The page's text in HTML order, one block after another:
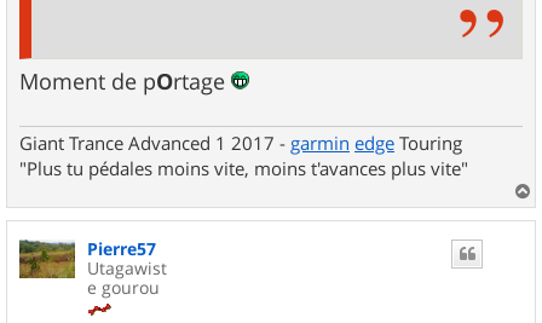
Moment de pOrtage
Giant Trance Advanced 1 2017 - garmin edge Touring
"Plus tu pédales moins vite, moins t'avances plus vite"
a
Pierre57
Utagawist
e gourou